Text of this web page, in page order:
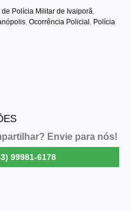
Polícia Militar de Ivaiporã,
, Ocorrência Policial , Polícia
Envie para nós!
99981-6178